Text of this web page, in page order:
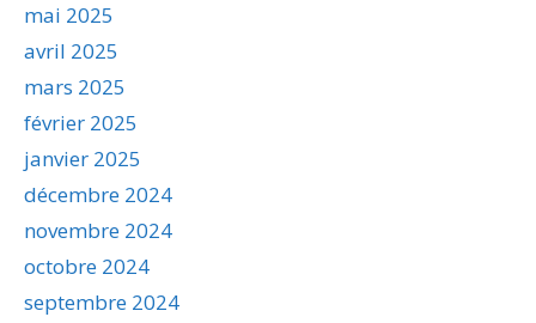
mai 2025
avril 2025
mars 2025
février 2025
janvier 2025
décembre 2024
novembre 2024
octobre 2024
septembre 2024